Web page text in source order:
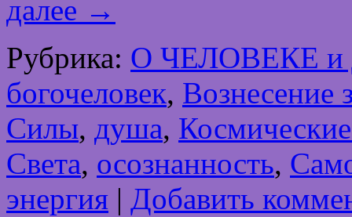
далее →
Рубрика: О ЧЕЛОВЕКЕ
богочеловек, Вознесение
Силы, душа,
Света, осознанность,
энергия | Добавить